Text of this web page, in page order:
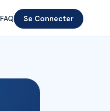
FAQ Se Connecter